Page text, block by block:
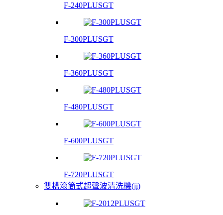
F-240PLUSGT
F-300PLUSGT
F-360PLUSGT
F-480PLUSGT
F-600PLUSGT
F-720PLUSGT
雙槽滾筒式超聲波清洗機(jī)